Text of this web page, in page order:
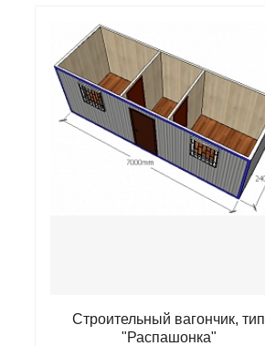
Строительный вагончик, тип
"Распашонка"